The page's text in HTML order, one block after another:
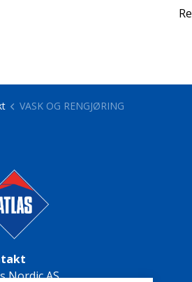
VASK OG RENGJØRING
Nordic AS